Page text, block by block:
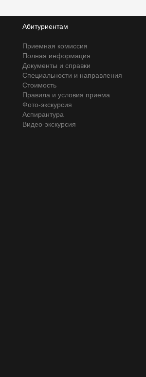
Абитуриентам
Приемная комиссия
Полная информация
Документы и справки
Специальности и направления
Стоимость
Правила и условия приема
Фото-экскурсия
Аспирантура
Видео-экскурсия